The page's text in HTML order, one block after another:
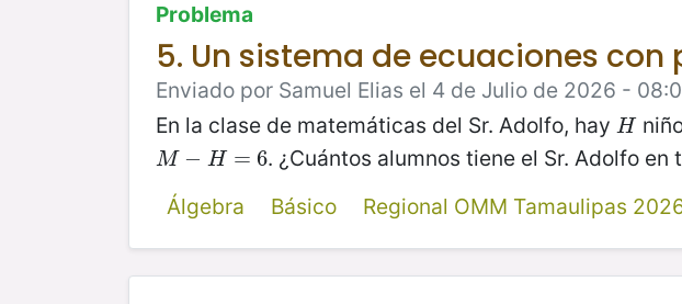
Problema
5. Un sistema de ecuaciones con
Enviado por Samuel Elias el 4 de Julio de 2026 -
En la clase de matemáticas del Sr. Adolfo, hay H
H
M − H = 6
M−H =6 . ¿Cuántos alumnos tiene el Sr. Adolfo
Álgebra
Básico Regional OMM Tamaulipas